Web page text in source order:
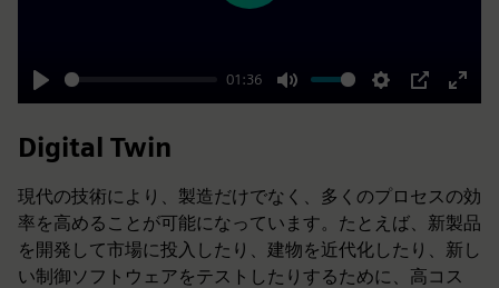
Play
01:36
Mute Settings
PIP
Enter
Digital Twin
現代の技術により、製造だけでなく、多くのプロセスの効
率を高めることが可能になっています。たとえば、新製品
を開発して市場に投入したり、建物を近代化したり、新し
い制御ソフトウェアをテストしたりするために、高コス